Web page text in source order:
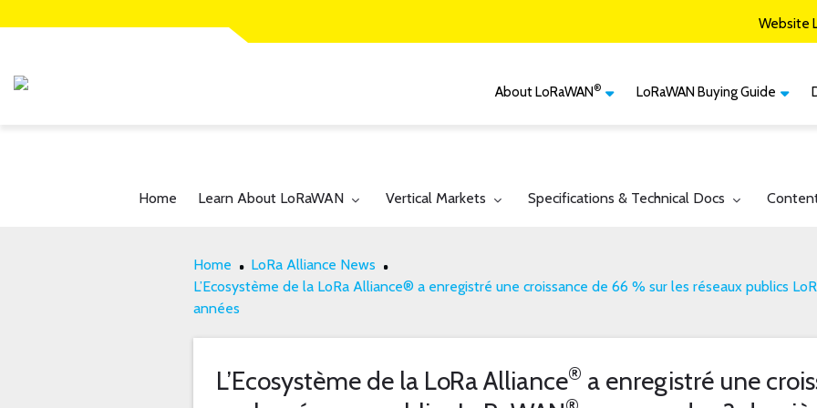
Website
About LoRaWAN®
Smart Buildings
Smart Utilities
Network Options
LoRaWAN Buying Guide
Network Operator
Home Toggle submenu for:
Learn About LoRaWAN Toggle submenu for:
Vertical Markets Toggle submenu for:
Specifications & Technical Docs Toggle
Home
LoRa Alliance News
L’Ecosystème de la LoRa Alliance® a enregistré une croissance de 66 % sur les réseaux publics
années
L’Ecosystème de la LoRa Alliance® a enregistré une